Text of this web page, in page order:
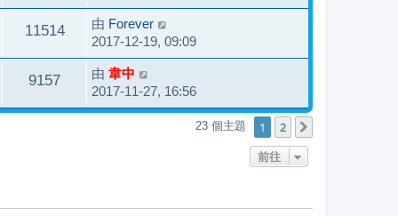
11514 由 Forever
2017-12-19, 09:09
9157 由 韋中
2017-11-27, 16:56
23 個主題 1 2
前往